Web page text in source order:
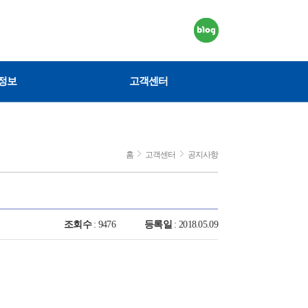
보 고객센터
홈 고객센터 공지사항
조회수 : 9476 등록일 : 2018.05.09